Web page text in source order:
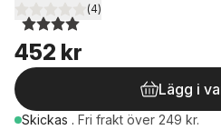
4,0utav 5 stjärnor. Totalt antal
(4)
452 kr
Lägg i
Skickas . Fri frakt över 249 kr.